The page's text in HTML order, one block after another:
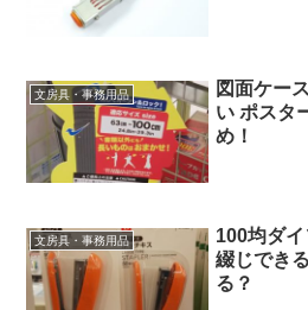
文房具・事務用品
図面ケー
い ポスタ
め！
文房具・事務用品
100均ダ
綴じでき
る？